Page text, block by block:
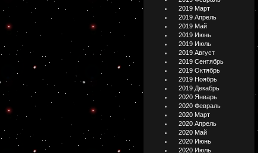
2019 Март
2019 Апрель
2019 Май
2019 Июнь
2019 Июль
2019 Август
2019 Сентябрь
2019 Октябрь
2019 Ноябрь
2019 Декабрь
2020 Январь
2020 Февраль
2020 Март
2020 Апрель
2020 Май
2020 Июнь
2020 Июль